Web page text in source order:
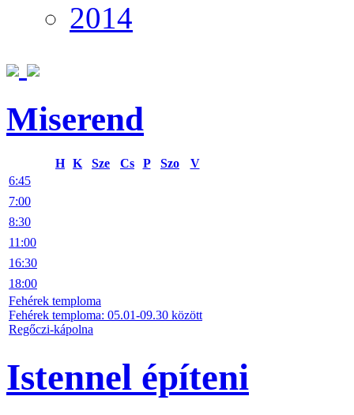
2014
Miserend
H K Sze Cs P Szo
V
6:45
7:00
8:30
11:00
16:30
18:00
Fehérek temploma
Fehérek temploma: 05.01-09.30 között
Regőczi-kápolna
Istennel építeni